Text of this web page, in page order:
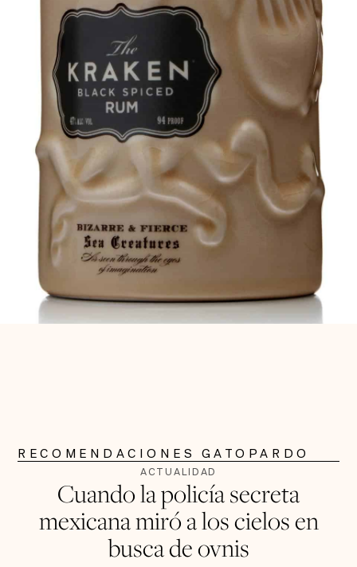
RECOMENDACIONES GATOPARDO
ACTUALIDAD
Cuando la policía secreta
mexicana miró a los cielos en
busca de ovnis